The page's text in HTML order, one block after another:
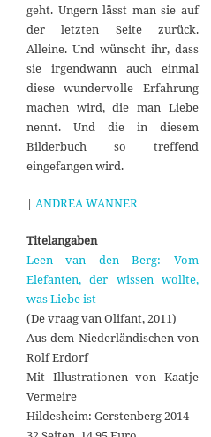
geht. Ungern lässt man sie auf
der letzten Seite zurück.
Alleine. Und wünscht ihr, dass
sie irgendwann auch einmal
diese wundervolle Erfahrung
machen wird, die man Liebe
nennt. Und die in diesem
Bilderbuch so treffend
eingefangen wird.
| ANDREA WANNER
Titelangaben
Leen van den Berg: Vom
Elefanten, der wissen wollte,
was Liebe ist
(De vraag van Olifant, 2011)
Aus dem Niederländischen von
Rolf Erdorf
Mit Illustrationen von Kaatje
Vermeire
Hildesheim: Gerstenberg 2014